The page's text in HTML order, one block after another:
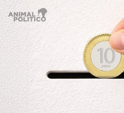
priista aparece con el
Duarte, actualmente prófugo, y le
tamaño fue la rebanada del pastel
El gobernador con licencia de
combatir la corrupción tiene
no solo con el presidente, sino
se ejemplo su trabajo en el
fiscal anticorrupción fue
la intervención del mandatario.